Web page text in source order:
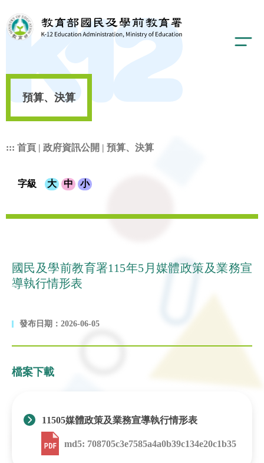
預算、決算
::: 首頁 | 政府資訊公開 | 預算、決算
字級 大 中 小
國民及學前教育署115年5月媒體政策及業務宣
導執行情形表
發布日期：2026-06-05
檔案下載
11505媒體政策及業務宣導執行情形表
md5: 708705c3e7585a4a0b39c134e20c1b35